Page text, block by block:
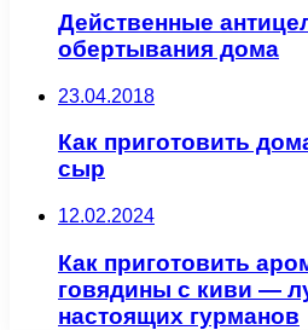
Действенные
обертывания дома
23.04.2018
Как приготовить
сыр
12.02.2024
Как приготовить
говядины с киви —
настоящих гурманов